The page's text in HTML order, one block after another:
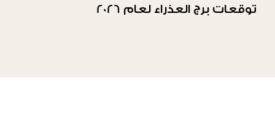
توقعات برج العذراء لعام 2026